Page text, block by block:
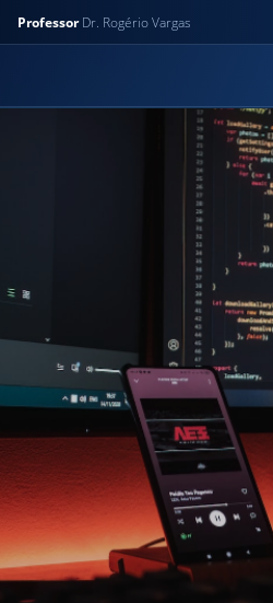
ProfessorDr. Rogério Vargas